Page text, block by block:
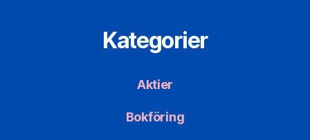
Kategorier
Aktier
Bokföring